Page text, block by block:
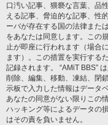
口汚い記事、猥褻な言葉、品
える記事、脅迫的な記事、性
ーバが存在する国の法律また
をあなたは同意します。この
止が即座に行われます（場合
ます）。この措置を実行する
記録されます。 “AMiT BBS”
削除、編集、移動、凍結、閉
示板で入力した情報はデータ
あなたの同意がない限りこの
ハッキング等によるデータの
はその責を負いません。